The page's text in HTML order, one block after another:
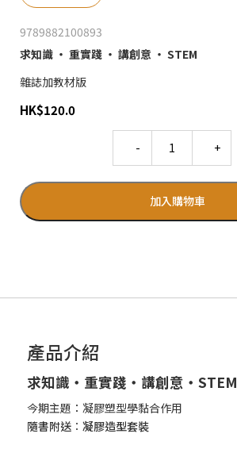
9789882100893
求知識 ‧ 重實踐 ‧ 講創意 ‧ STEM
雜誌加教材版
HK$120.0
加入購物車
產品介紹
求知識‧重實踐‧講創意‧STEM
今期主題：凝膠塑型學黏合作用
隨書附送︰凝膠造型套裝